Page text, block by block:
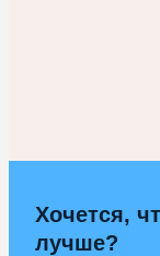
Хочется,
лучше?